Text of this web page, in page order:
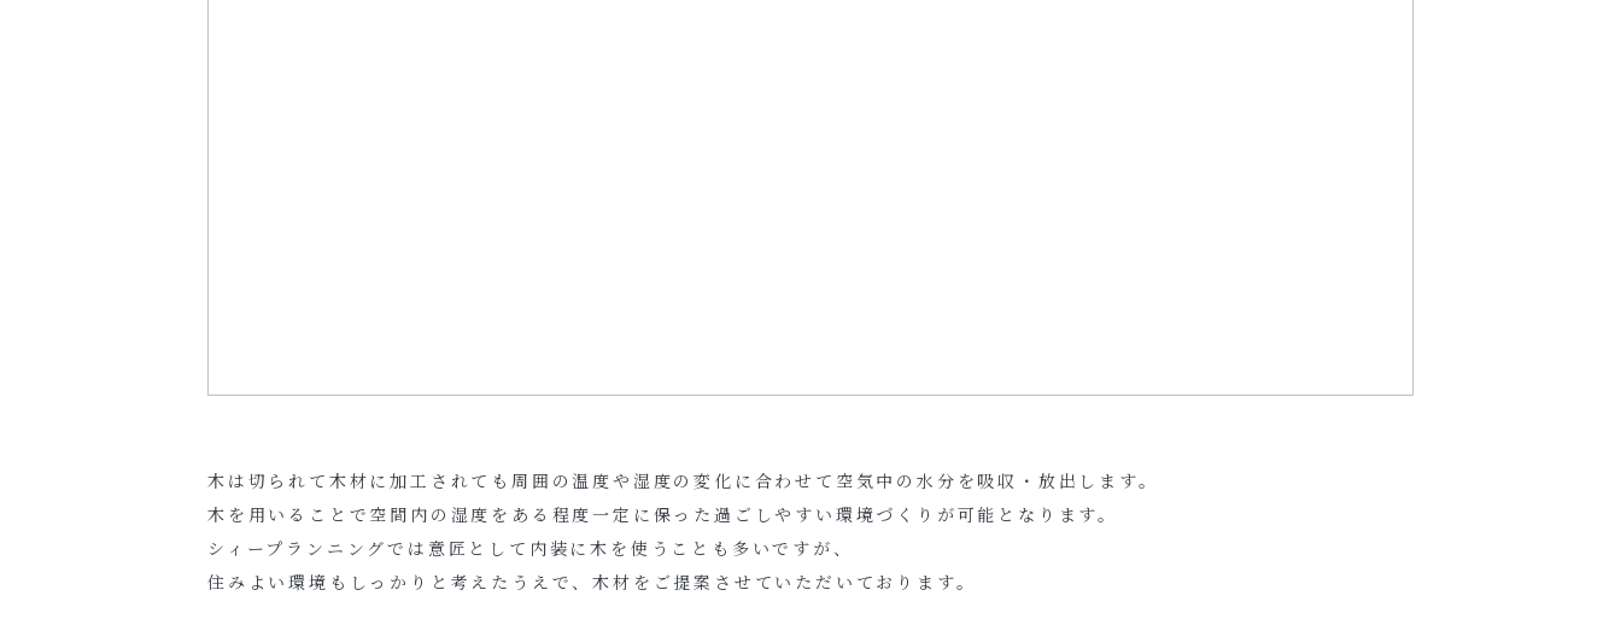
木は切られて木材に加工されても周囲の温度や湿度の変化に合わせて空気中の水分を吸収・放出します。
木を用いることで空間内の湿度をある程度一定に保った過ごしやすい環境づくりが可能となります。
シィープランニングでは意匠として内装に木を使うことも多いですが、
住みよい環境もしっかりと考えたうえで、木材をご提案させていただいております。